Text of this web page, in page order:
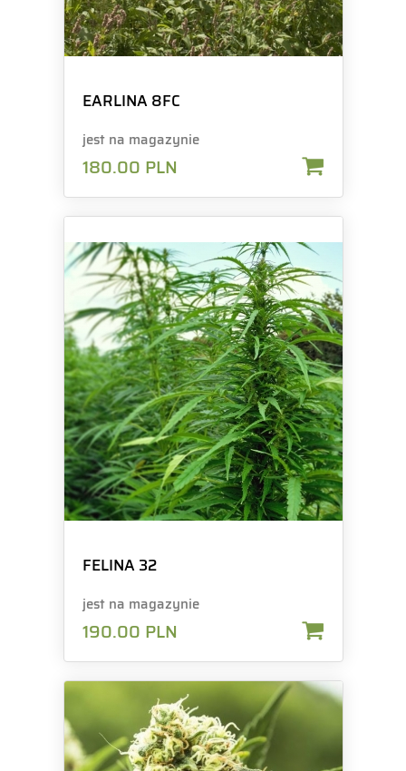
EARLINA 8FC
jest na magazynie
180.00 PLN
FELINA 32
jest na magazynie
190.00 PLN